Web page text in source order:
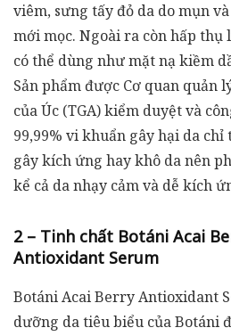
viêm, sưng tấy đỏ da do mụn
mới mọc. Ngoài ra còn hấp
có thể dùng như mặt nạ kiềm
Sản phẩm được Cơ quan quản
của Úc (TGA) kiểm duyệt và
99,99% vi khuẩn gây hại da
gây kích ứng hay khô da nên
kể cả da nhạy cảm và dễ kích
2 – Tinh chất Botáni Acai
Antioxidant Serum
Botáni Acai Berry Antioxidant
dưỡng da tiêu biểu của Botáni